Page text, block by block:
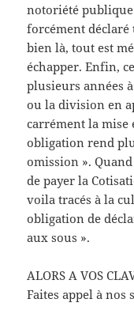
notoriété publique
forcément déclaré
bien là, tout est
échapper. Enfin,
plusieurs années
ou la division en
carrément la
obligation rend
omission ».
de payer la
voila tracés à la
obligation de
aux sous ».
ALORS A VOS
Faites appel à